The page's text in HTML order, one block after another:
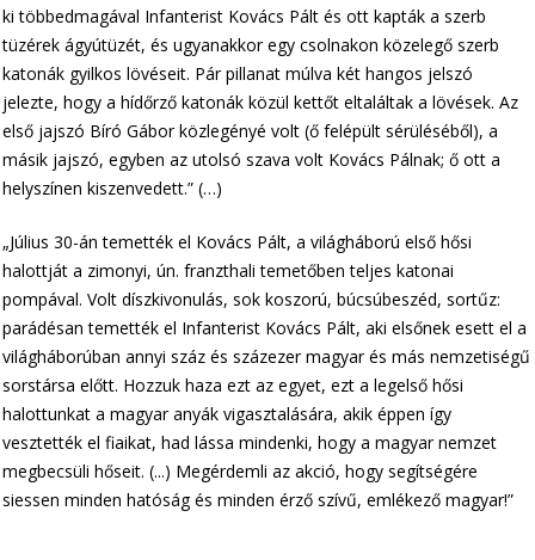
ki többedmagával Infanterist Kovács Pált és ott kapták a szerb
tüzérek ágyútüzét, és ugyanakkor egy csolnakon közelegő szerb
katonák gyilkos lövéseit. Pár pillanat múlva két hangos jelszó
jelezte, hogy a hídőrző katonák közül kettőt eltaláltak a lövések. Az
első jajszó Bíró Gábor közlegényé volt (ő felépült sérüléséből), a
másik jajszó, egyben az utolsó szava volt Kovács Pálnak; ő ott a
helyszínen kiszenvedett.” (…)
„Július 30-án temették el Kovács Pált, a világháború első hősi
halottját a zimonyi, ún. franzthali temetőben teljes katonai
pompával. Volt díszkivonulás, sok koszorú, búcsúbeszéd, sortűz:
parádésan temették el Infanterist Kovács Pált, aki elsőnek esett el a
világháborúban annyi száz és százezer magyar és más nemzetiségű
sorstársa előtt. Hozzuk haza ezt az egyet, ezt a legelső hősi
halottunkat a magyar anyák vigasztalására, akik éppen így
vesztették el fiaikat, had lássa mindenki, hogy a magyar nemzet
megbecsüli hőseit. (...) Megérdemli az akció, hogy segítségére
siessen minden hatóság és minden érző szívű, emlékező magyar!”